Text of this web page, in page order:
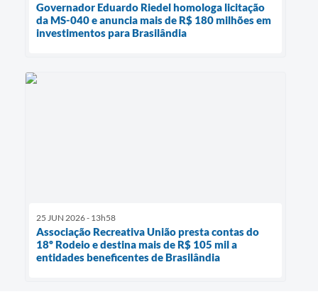
Governador Eduardo Riedel homologa licitação
da MS-040 e anuncia mais de R$ 180 milhões em
investimentos para Brasilândia
25 JUN 2026 - 13h58
Associação Recreativa União presta contas do
18º Rodeio e destina mais de R$ 105 mil a
entidades beneficentes de Brasilândia